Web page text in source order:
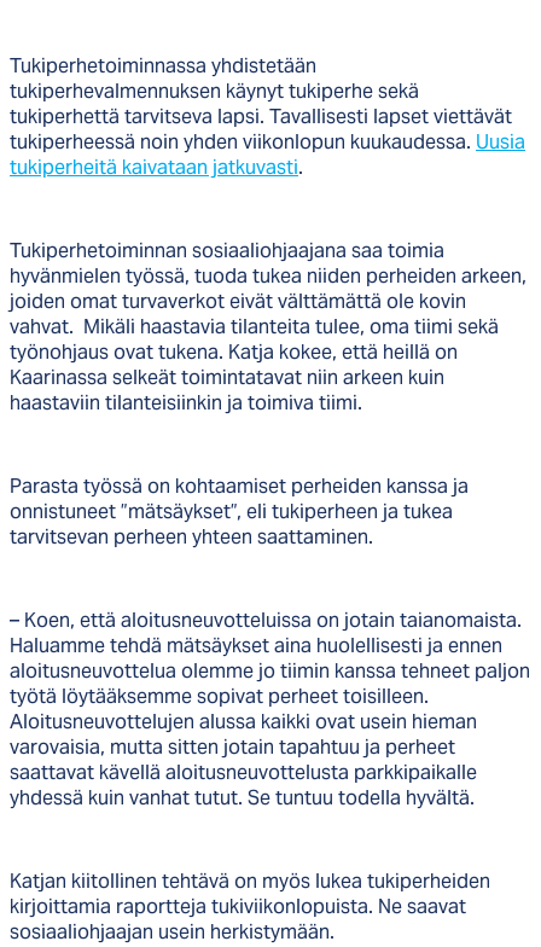
Tukiperhetoiminnassa yhdistetään
tukiperhevalmennuksen käynyt tukiperhe sekä
tukiperhettä tarvitseva lapsi. Tavallisesti lapset viettävät
tukiperheessä noin yhden viikonlopun kuukaudessa. Uusia
tukiperheitä kaivataan jatkuvasti.
Tukiperhetoiminnan sosiaaliohjaajana saa toimia
hyvänmielen työssä, tuoda tukea niiden perheiden arkeen,
joiden omat turvaverkot eivät välttämättä ole kovin
vahvat. Mikäli haastavia tilanteita tulee, oma tiimi sekä
työnohjaus ovat tukena. Katja kokee, että heillä on
Kaarinassa selkeät toimintatavat niin arkeen kuin
haastaviin tilanteisiinkin ja toimiva tiimi.
Parasta työssä on kohtaamiset perheiden kanssa ja
onnistuneet ”mätsäykset”, eli tukiperheen ja tukea
tarvitsevan perheen yhteen saattaminen.
– Koen, että aloitusneuvotteluissa on jotain taianomaista.
Haluamme tehdä mätsäykset aina huolellisesti ja ennen
aloitusneuvottelua olemme jo tiimin kanssa tehneet paljon
työtä löytääksemme sopivat perheet toisilleen.
Aloitusneuvottelujen alussa kaikki ovat usein hieman
varovaisia, mutta sitten jotain tapahtuu ja perheet
saattavat kävellä aloitusneuvottelusta parkkipaikalle
yhdessä kuin vanhat tutut. Se tuntuu todella hyvältä.
Katjan kiitollinen tehtävä on myös lukea tukiperheiden
kirjoittamia raportteja tukiviikonlopuista. Ne saavat
sosiaaliohjaajan usein herkistymään.